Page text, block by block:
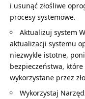
i usunąć złośliwe
procesy systemowe.
Aktualizuj system
aktualizacji systemu
niezwykle istotne,
bezpieczeństwa,
wykorzystane przez
Wykorzystaj